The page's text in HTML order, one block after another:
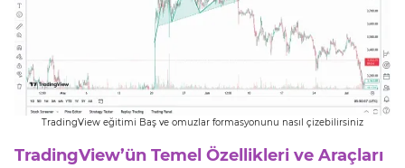
TradingView eğitimi Baş ve omuzlar formasyonunu nasıl çizebilirsiniz
TradingView’ün Temel Özellikleri ve Araçları